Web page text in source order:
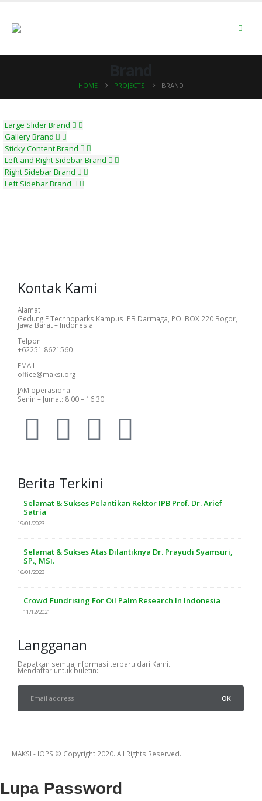
HOME PROJECTS BRAND
Large SliderBrand
GalleryBrand
Sticky ContentBrand
Left and Right SidebarBrand
Right SidebarBrand
Left SidebarBrand
Kontak Kami
Alamat
Gedung F Technoparks Kampus IPB Darmaga, PO. BOX 220 Bogor,
Jawa Barat – Indonesia
Telpon
+62251 8621560
EMAIL
office@maksi.org
JAM operasional
Senin – Jumat: 8:00 – 16:30
Berita Terkini
Selamat & Sukses Pelantikan Rektor IPB Prof. Dr. Arief
Satria
19/01/2023
Selamat & Sukses Atas Dilantiknya Dr. Prayudi Syamsuri,
SP., MSi.
16/01/2023
Crowd Fundrising For Oil Palm Research In Indonesia
11/12/2021
Langganan
Dapatkan semua informasi terbaru dari Kami.
Mendaftar untuk buletin:
MAKSI - IOPS © Copyright 2020. All Rights Reserved.
Lupa Password